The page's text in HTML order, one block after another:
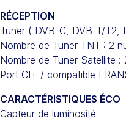
RÉCEPTION
Tuner ( DVB-C, DVB-T/T2,
Nombre de Tuner TNT : 2
Nombre de Tuner Satellite :
Port CI+ / compatible
CARACTÉRISTIQUES ÉCO
Capteur de luminosité